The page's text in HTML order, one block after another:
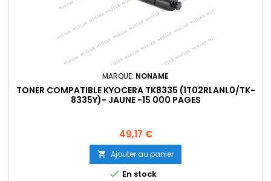
MARQUE: NONAME
TONER COMPATIBLE KYOCERA TK8335 (1T02RLANL0/TK-
8335Y)- JAUNE -15 000 PAGES
Prix
49,17 €
 Ajouter au panier
 En stock